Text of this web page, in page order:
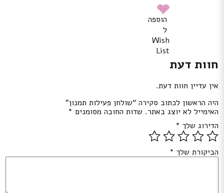
הוספה
ל
Wish
List
חוות דעת
אין עדיין חוות דעת.
היה הראשון לכתוב סקירה “שולחן פעילות תמנון”
האימייל לא יוצג באתר. שדות החובה מסומנים *
הדירוג שלך *
הביקורת שלך *